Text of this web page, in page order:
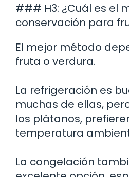
### H3: ¿Cuál es el
conservación para
El mejor método
fruta o verdura.
La refrigeración es
muchas de ellas,
los plátanos,
temperatura
La congelación